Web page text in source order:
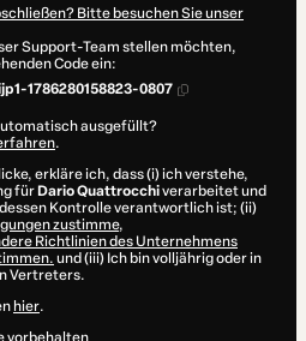
Bitte besuchen Sie unser
Support-Team stellen möchten,
Code ein:
1786280158823-0807
ausgefüllt?
.
erkläre ich, dass (i) ich verstehe,
für Dario Quattrocchiverarbeitet und
Kontrolle verantwortlich ist; (ii)
zustimme,
Richtlinien des Unternehmens
und (iii) Ich bin volljährig oder in
Vertreters.
hier.